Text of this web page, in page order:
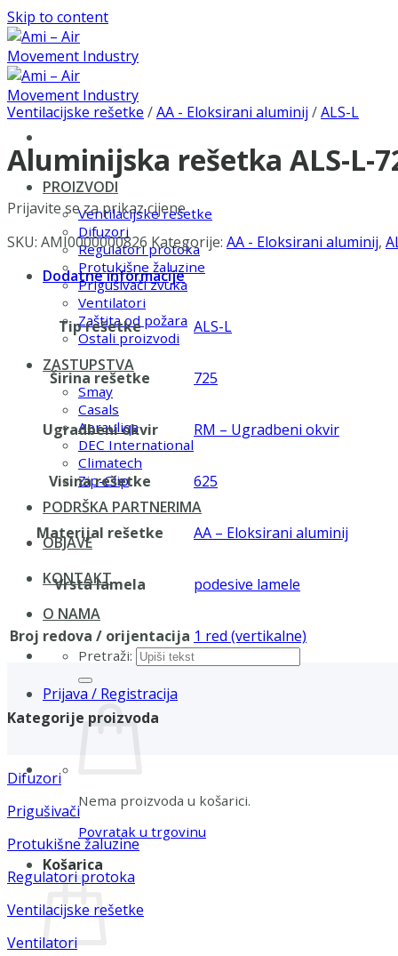
Skip to content
PROIZVODI
Ventilacijske rešetke
Difuzori
Regulatori protoka
Protukišne žaluzine
Prigušivači zvuka
Ventilatori
Zaštita od požara
Ostali proizvodi
ZASTUPSTVA
Smay
Casals
Aerauliqa
DEC International
Climatech
Zip-Clip
PODRŠKA PARTNERIMA
OBJAVE
KONTAKT
O NAMA
Pretraži:
Prijava / Registracija
Nema proizvoda u košarici.
Povratak u trgovinu
Košarica
Ventilacijske rešetke /AA - Eloksirani aluminij /ALS-L
Aluminijska rešetka ALS-L-
Prijavite se za prikaz cijene
SKU: AMI0000000826 Kategorije: AA - Eloksirani aluminij,
Dodatne informacije
Tip rešetke ALS-L
Širina rešetke 725
Ugradbeni okvir RM – Ugradbeni okvir
Visina rešetke 625
Materijal rešetke AA – Eloksirani aluminij
Vrsta lamela podesive lamele
Broj redova / orijentacija 1 red (vertikalne)
Kategorije proizvoda
Difuzori
Prigušivači
Protukišne žaluzine
Regulatori protoka
Ventilacijske rešetke
Ventilatori